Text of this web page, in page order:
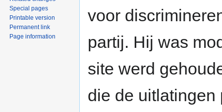
voor
partij. Hij was
site werd
die de uitlatingen
Special pages
Printable version
Permanent link
Page information